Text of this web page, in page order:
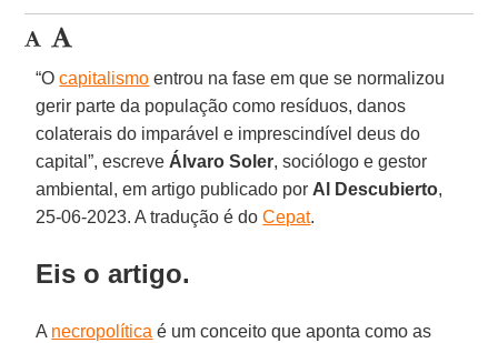
“Ocapitalismo entrou na fase em que se normalizou
gerir parte da população como resíduos, danos
colaterais do imparável e imprescindível deus do
capital”, escreve Álvaro Soler, sociólogo e gestor
ambiental, em artigo publicado por Al Descubierto,
25-06-2023. A tradução é doCepat.
Eis o artigo.
A necropolítica é um conceito que aponta como as